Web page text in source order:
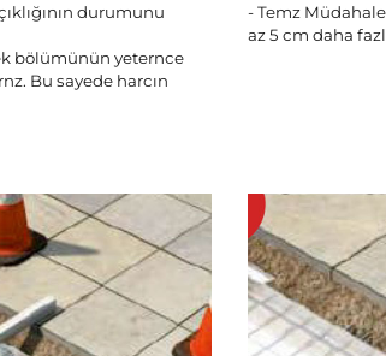
durumunu
bölümünün yeternce
Bu sayede harcın
- Temz Müdahale
az 5 cm daha